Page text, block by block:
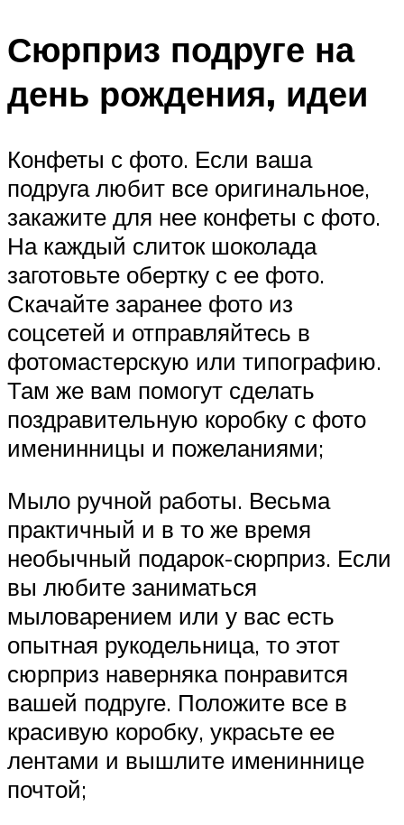
Сюрприз подруге на
день рождения, идеи
Конфеты с фото. Если ваша
подруга любит все оригинальное,
закажите для нее конфеты с фото.
На каждый слиток шоколада
заготовьте обертку с ее фото.
Скачайте заранее фото из
соцсетей и отправляйтесь в
фотомастерскую или типографию.
Там же вам помогут сделать
поздравительную коробку с фото
именинницы и пожеланиями;
Мыло ручной работы. Весьма
практичный и в то же время
необычный подарок-сюрприз. Если
вы любите заниматься
мыловарением или у вас есть
опытная рукодельница, то этот
сюрприз наверняка понравится
вашей подруге. Положите все в
красивую коробку, украсьте ее
лентами и вышлите имениннице
почтой;